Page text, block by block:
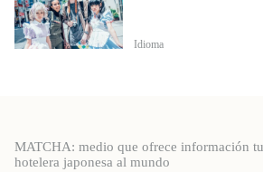
Idioma
MATCHA: medio que ofrece información
hotelera japonesa al mundo